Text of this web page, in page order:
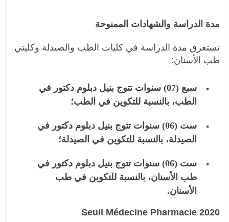
مدة الدراسة والشهادات الممنوحة
تستغرق مدة الدراسة في كليات الطب والصيدلة وكليتي
طب الأسنان:
سبع (07) سنوات تتوج بنيل دبلوم دكتور في
الطب، بالنسبة للتكوين في الطب؛
ست (06) سنوات تتوج بنيل دبلوم دكتور في
الصيدلة، بالنسبة للتكوين في الصيدلة؛
ست (06) سنوات تتوج بنيل دبلوم دكتور في
طب الأسنان، بالنسبة للتكوين في طب
الأسنان.
Seuil Médecine Pharmacie 2020